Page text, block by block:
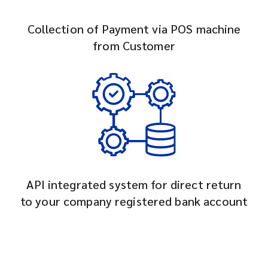
Collection of Payment via POS machine
from Customer
API integrated system for direct return
to your company registered bank account